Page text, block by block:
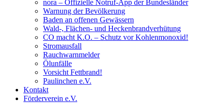
nora – Offizielle Notruf-App der Bundesländer
Warnung der Bevölkerung
Baden an offenen Gewässern
Wald-, Flächen- und Heckenbrandverhütung
CO macht K.O. – Schutz vor Kohlenmonoxid!
Stromausfall
Rauchwarnmelder
Ölunfälle
Vorsicht Fettbrand!
Paulinchen e.V.
Kontakt
Förderverein e.V.